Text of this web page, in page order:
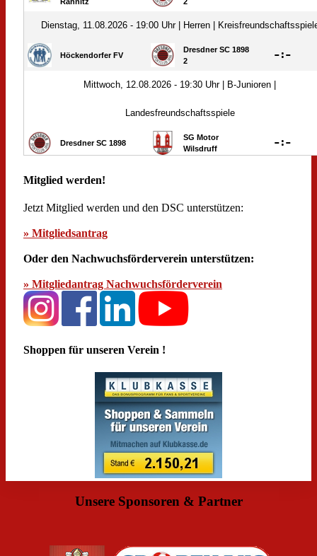
Mitglied werden!
Jetzt Mitglied werden und den DSC unterstützen:
» Mitgliedsantrag
Oder den Nachwuchsförderverein unterstützen:
» Mitgliedantrag Nachwuchsförderverein
Shoppen für unseren Verein !
Unsere Sponsoren & Partner